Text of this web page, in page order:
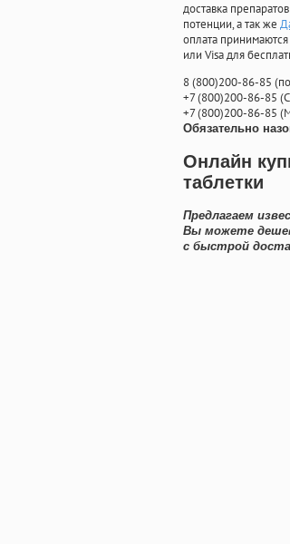
доставка
потенции, а так же
оплата
или Visa для
8(800)200-86-85 (
+7(800)200-86-85 (
+7(800)200-86-85 (
Обязательно
Онлайн
таблетки
Предлагаем
Вы можете
с быстрой